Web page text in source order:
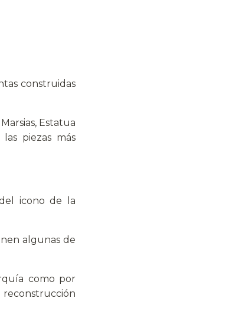
construidas
Estatua
piezas más
icono de la
algunas de
como por
reconstrucción